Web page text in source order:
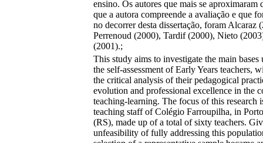
ensino. Os autores que mais se aproximaram
que a autora compreende a avaliação e que
no decorrer desta dissertação, foram Alcaraz
Perrenoud (2000), Tardif (2000), Nieto
(2001).;
This study aims to investigate the main
the self-assessment of Early Years teachers,
the critical analysis of their pedagogical
evolution and professional excellence in the
teaching-learning. The focus of this research
teaching staff of Colégio Farroupilha, in
(RS), made up of a total of sixty teachers.
unfeasibility of fully addressing this